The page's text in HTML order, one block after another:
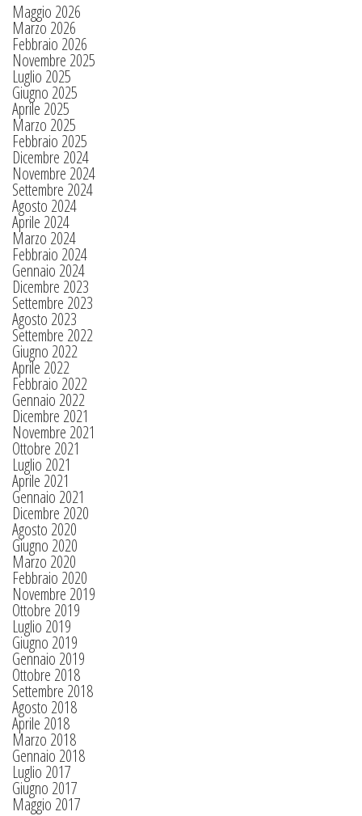
Maggio 2026
Marzo 2026
Febbraio 2026
Novembre 2025
Luglio 2025
Giugno 2025
Aprile 2025
Marzo 2025
Febbraio 2025
Dicembre 2024
Novembre 2024
Settembre 2024
Agosto 2024
Aprile 2024
Marzo 2024
Febbraio 2024
Gennaio 2024
Dicembre 2023
Settembre 2023
Agosto 2023
Settembre 2022
Giugno 2022
Aprile 2022
Febbraio 2022
Gennaio 2022
Dicembre 2021
Novembre 2021
Ottobre 2021
Luglio 2021
Aprile 2021
Gennaio 2021
Dicembre 2020
Agosto 2020
Giugno 2020
Marzo 2020
Febbraio 2020
Novembre 2019
Ottobre 2019
Luglio 2019
Giugno 2019
Gennaio 2019
Ottobre 2018
Settembre 2018
Agosto 2018
Aprile 2018
Marzo 2018
Gennaio 2018
Luglio 2017
Giugno 2017
Maggio 2017